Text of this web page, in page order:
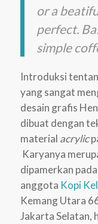
or a
perfect.
simple
Introduksi
yang sangat
desain grafis
dibuat dengan
material acrylic
Karyanya
dipamerkan
anggota Kopi
Kemang Utara
Jakarta Selatan,